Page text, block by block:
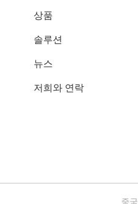
상품
솔루션
뉴스
저희와 연락
중